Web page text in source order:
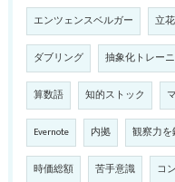
エンツェンスベルガー 立
ダブリング 抽象化トレー
算数語 知的ストック
Evernote 内拠 観察力を
時価総額 苦手意識 コ